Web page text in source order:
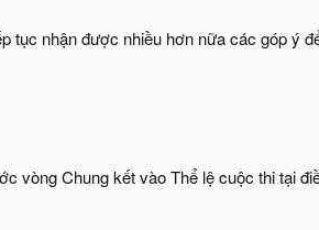
tục nhận được nhiều hơn nữa các góp ý
vòng Chung kết vào Thể lệ cuộc thi tại